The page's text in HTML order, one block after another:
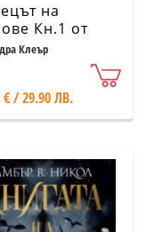
на
Кн.1 от
на
Клеър
€ / 29.90 ЛВ.